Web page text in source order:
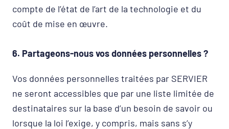
compte de l’état de l’art de la technologie et du
coût de mise en œuvre.
6. Partageons-nous vos données personnelles ?
Vos données personnelles traitées par SERVIER
ne seront accessibles que par une liste limitée de
destinataires sur la base d’un besoin de savoir ou
lorsque la loi l’exige, y compris, mais sans s’y